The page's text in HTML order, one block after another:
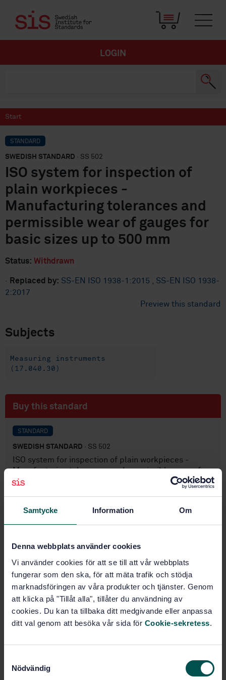
Samtycke Information Om
Denna webbplats använder cookies
Vi använder cookies för att se till att vår webbplats
fungerar som den ska, för att mäta trafik och stödja
marknadsföringen av våra produkter och tjänster. Genom
att klicka på "Tillåt alla", tillåter du användning av
cookies. Du kan ta tillbaka ditt medgivande eller anpassa
ditt val genom att besöka vår sida för Cookie-sekretess.
Nödvändig
LOGIN
Start
STANDARD
SWEDISH STANDARD · SS 502
ISO system for inspection of
plain workpieces -
Manufacturing tolerances and
permissible wear of gauges for
basic sizes up to 500 mm
Status: Withdrawn
· Replaced by: SS-EN ISO 1938-1:2015
SS-EN ISO 1938-
2:2017
Preview this standard
Subjects
Measuring instruments
(17.040.30)
Buy this standard
STANDARD
SWEDISH STANDARD · SS 502
ISO system for inspection of plain workpieces -
Manufacturing tolerances and permissible wear of
gauges for basic sizes up to 500 mm
Price:789 SEK
Show more
Product information
Svenska institutet för
International title: